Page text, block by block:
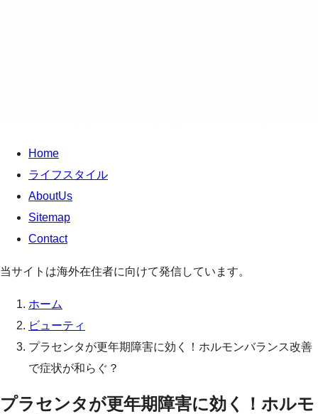
Home
ライフスタイル
AboutUs
Sitemap
Contact
当サイトは海外在住者に向けて発信しています。
ホーム
ビューティ
プラセンタが更年期障害に効く！ホルモンバランス改善
で症状が和らぐ？
プラセンタが更年期障害に効く！ホルモ